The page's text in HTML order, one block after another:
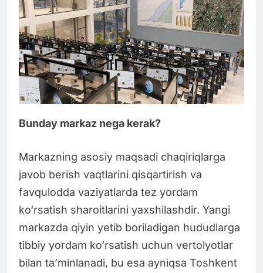
Bunday markaz nega kerak?
Markazning asosiy maqsadi chaqiriqlarga
javob berish vaqtlarini qisqartirish va
favqulodda vaziyatlarda tez yordam
ko‘rsatish sharoitlarini yaxshilashdir. Yangi
markazda qiyin yetib boriladigan hududlarga
tibbiy yordam ko‘rsatish uchun vertolyotlar
bilan ta’minlanadi, bu esa ayniqsa Toshkent